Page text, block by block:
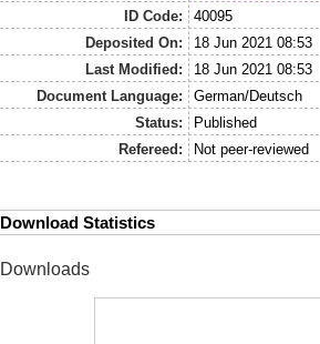
ID Code:
40095
Deposited On:
18 Jun 2021 08:53
Last Modified:
18 Jun 2021 08:53
Document Language:
German/Deutsch
Status:
Published
Refereed:
Not peer-reviewed
Download Statistics
Downloads